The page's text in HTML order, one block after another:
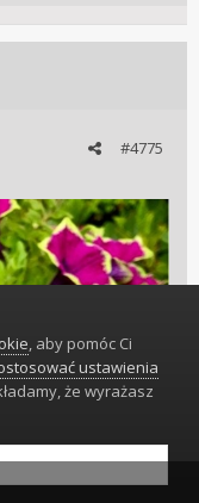
#4775
, aby pomóc Ci
ustawienia
że wyrażasz